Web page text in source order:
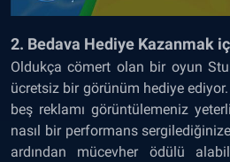
2. Bedava Hediye Kazanmak
Oldukça cömert olan bir oyun
ücretsiz bir görünüm hediye
beş reklamı görüntülemeniz
nasıl bir performans
ardından mücevher ödülü